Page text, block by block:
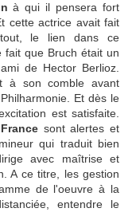
à qui il pensera fort
cette actrice avait fait
le lien dans ce
fait que Bruch était un
de Hector Berlioz.
à son comble avant
Et dès le
est satisfaite.
sont alertes et
qui traduit bien
avec maîtrise et
A ce titre, les gestion
de l'oeuvre à la
entendre le